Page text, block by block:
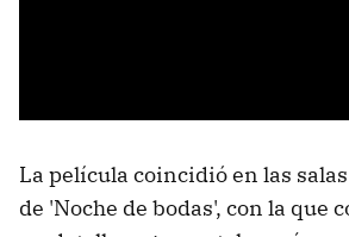
La película coincidió en las
de 'Noche de bodas', con la que